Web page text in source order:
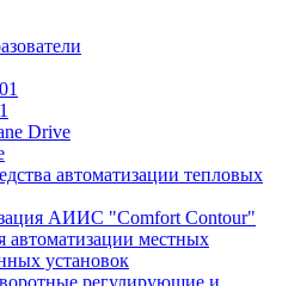
Drive
автоматизации тепловых
АИИС "Comfort Contour"
автоматизации местных
установок
регулирующие и